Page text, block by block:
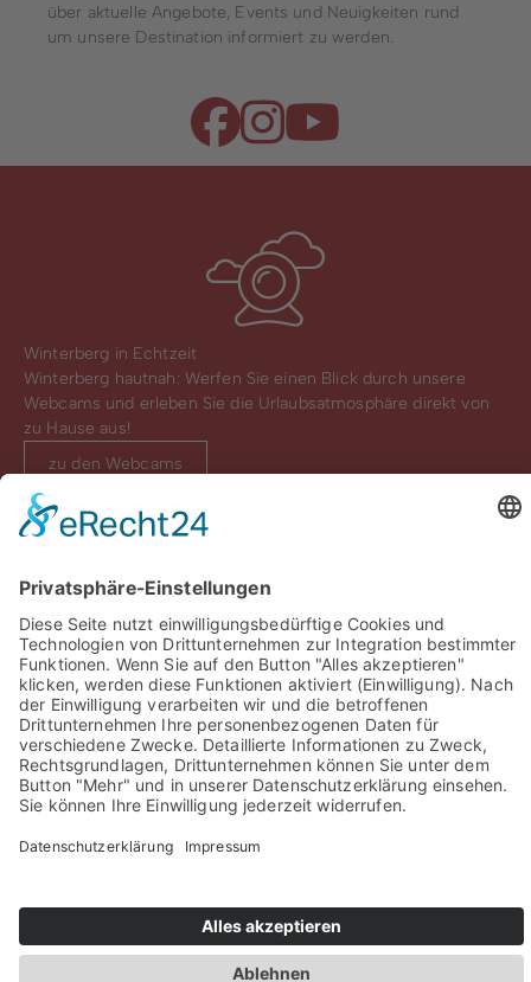
über aktuelle Angebote, Events und Neuigkeiten rund
um unsere Destination informiert zu werden.
Winterberg in Echtzeit
Winterberg hautnah: Werfen Sie einen Blick durch unsere
Webcams und erleben Sie die Urlaubsatmosphäre direkt von
zu Hause aus!
zu den Webcams
Sie haben Fragen? Rufen Sie uns doch direkt an!
0049 2981 800 0
Impressum Datenschutz Barrierefreiheit
Rechtsverbindliche elektronische Kommunikation